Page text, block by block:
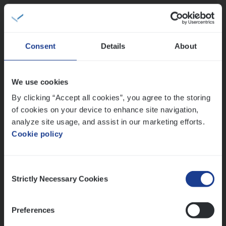
Consent Details About
We use cookies
By clicking “Accept all cookies”, you agree to the storing
of cookies on your device to enhance site navigation,
analyze site usage, and assist in our marketing efforts.
Cookie policy
Selection
Strictly Necessary Cookies
Preferences
(Agi­le)ITPro­ject Manager
IT, Change & Innovation
Antwerpen
ITBusi­ness Analyst
IT, Change & Innovation
Antwerpen
Mathias houdt van diepgaande dossiers én droge